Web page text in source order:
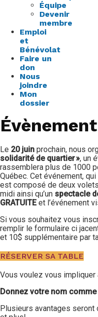
Équipe
Devenir
membre
Emploi
et
Bénévolat
Faire un
don
Nous
joindre
Mon
dossier
Le 20 juin prochain, nous
solidarité de quartier », un
rassemblera plus de 1000
Québec. Cet événement,
est composé de deux
midi ainsi qu’un spectacle
GRATUITEet l’événement
Si vous souhaitez vous
remplir le formulaire ci
et 10$ supplémentaire par
RÉSERVER SA TABLE
Vous voulez vous impliquer
Donnez votre nom
Plusieurs avantages